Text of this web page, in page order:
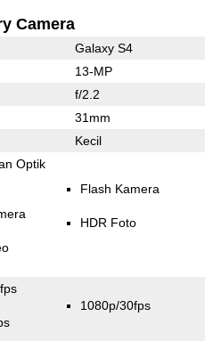
Camera
Galaxy S4
13-MP
f/2.2
31mm
Kecil
Optik
Flash Kamera
HDR Foto
1080p/30fps